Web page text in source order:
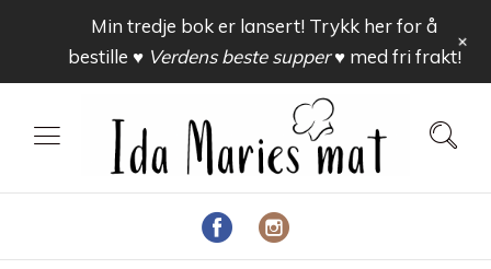
Min tredje bok er lansert! Trykk her for å
bestille ♥ Verdens beste supper ♥med fri frakt!
+